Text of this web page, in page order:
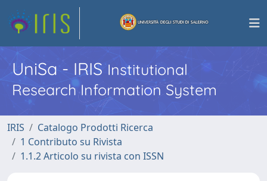
UniSa - IRISInstitutional
Research Information System
IRIS
Catalogo Prodotti Ricerca
1 Contributo su Rivista
1.1.2 Articolo su rivista con ISSN